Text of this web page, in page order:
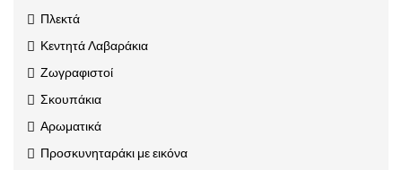
Πλεκτά
Κεντητά Λαβαράκια
Ζωγραφιστοί
Σκουπάκια
Αρωματικά
Προσκυνηταράκι με εικόνα